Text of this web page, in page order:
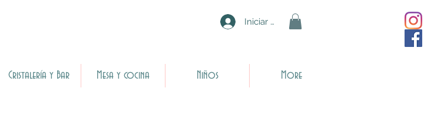
Iniciar sesión
Cristalería y Bar Mesa y cocina Niños More